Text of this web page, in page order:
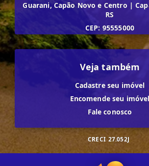
Guarani, Capão Novo e Centro |
RS
CEP: 95555000
Veja também
Cadastre seu imóvel
Encomende seu imóvel
Fale conosco
CRECI 27.052J